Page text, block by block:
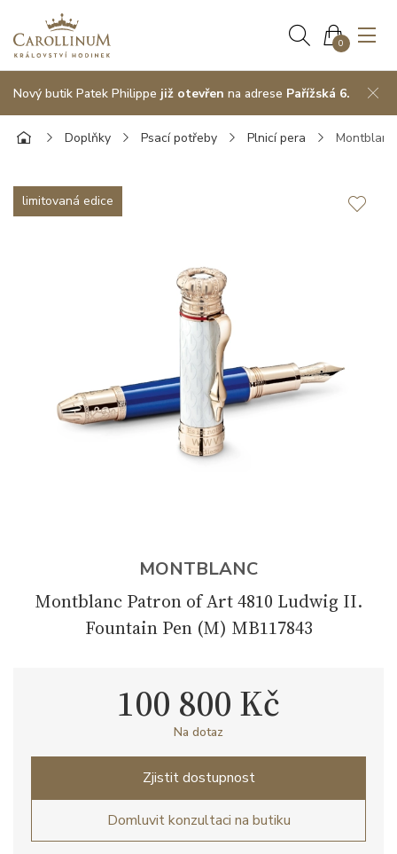
0
Nový butik Patek Philippe již otevřen na adrese Pařížská 6.
Doplňky Psací potřeby Plnicí pera
limitovaná edice
MONTBLANC
Montblanc Patron of Art 4810 Ludwig II.
Fountain Pen (M) MB117843
100 800 Kč
Na dotaz
Zjistit dostupnost
Domluvit konzultaci na butiku